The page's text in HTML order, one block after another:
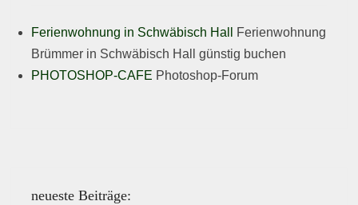
Ferienwohnung in Schwäbisch Hall
Ferienwohnung
Brümmer in Schwäbisch Hall günstig buchen
PHOTOSHOP-CAFE Photoshop-Forum
neueste Beiträge: